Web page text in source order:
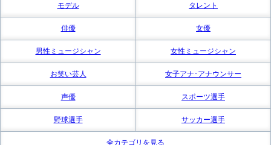
モデル タレント
俳優 女優
男性ミュージシャン 女性ミュージシャン
お笑い芸人 女子アナ･アナウンサー
声優 スポーツ選手
野球選手 サッカー選手
全カテゴリを見る